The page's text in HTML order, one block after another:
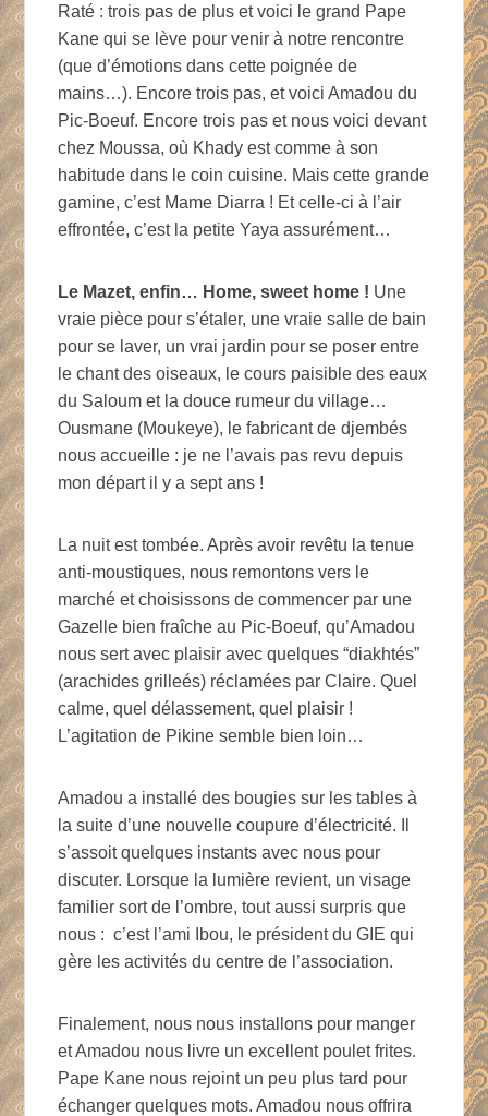
Raté : trois pas de plus et voici le grand Pape
Kane qui se lève pour venir à notre rencontre
(que d’émotions dans cette poignée de
mains…). Encore trois pas, et voici Amadou du
Pic-Boeuf. Encore trois pas et nous voici devant
chez Moussa, où Khady est comme à son
habitude dans le coin cuisine. Mais cette grande
gamine, c’est Mame Diarra ! Et celle-ci à l’air
effrontée, c’est la petite Yaya assurément…
Le Mazet, enfin… Home, sweet home ! Une
vraie pièce pour s’étaler, une vraie salle de bain
pour se laver, un vrai jardin pour se poser entre
le chant des oiseaux, le cours paisible des eaux
du Saloum et la douce rumeur du village…
Ousmane (Moukeye), le fabricant de djembés
nous accueille : je ne l’avais pas revu depuis
mon départ il y a sept ans !
La nuit est tombée. Après avoir revêtu la tenue
anti-moustiques, nous remontons vers le
marché et choisissons de commencer par une
Gazelle bien fraîche au Pic-Boeuf, qu’Amadou
nous sert avec plaisir avec quelques “diakhtés”
(arachides grilleés) réclamées par Claire. Quel
calme, quel délassement, quel plaisir !
L’agitation de Pikine semble bien loin…
Amadou a installé des bougies sur les tables à
la suite d’une nouvelle coupure d’électricité. Il
s’assoit quelques instants avec nous pour
discuter. Lorsque la lumière revient, un visage
familier sort de l’ombre, tout aussi surpris que
nous : c’est l’ami Ibou, le président du GIE qui
gère les activités du centre de l’association.
Finalement, nous nous installons pour manger
et Amadou nous livre un excellent poulet frites.
Pape Kane nous rejoint un peu plus tard pour
échanger quelques mots. Amadou nous offrira